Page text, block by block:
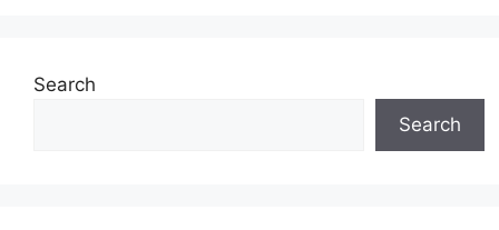
Search
Search